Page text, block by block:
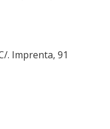
. Imprenta, 91